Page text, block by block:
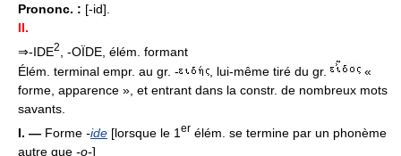
Prononc. : [-id].
II.
⇒-IDE2
, -OÏDE, élém. formant
Élém. terminal empr. au gr. -
, lui-même tiré du gr.
«
forme, apparence », et entrant dans la constr. de nombreux mots
savants.
I. — Forme -ide [lorsque le 1 er élém. se termine par un phonème
autre que -o-]